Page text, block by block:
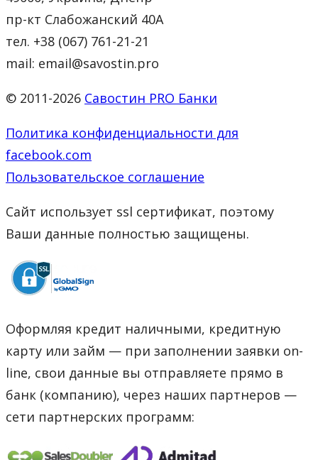
пр-кт Слабожанский 40А
тел. +38 (067) 761-21-21
mail: email@savostin.pro
© 2011-2026 Савостин PRO Банки
Политика конфиденциальности для
facebook.com
Пользовательское соглашение
Сайт использует ssl сертификат, поэтому
Ваши данные полностью защищены.
Оформляя кредит наличными, кредитную
карту или займ — при заполнении заявки on-
line, свои данные вы отправляете прямо в
банк (компанию), через наших партнеров —
сети партнерских программ: